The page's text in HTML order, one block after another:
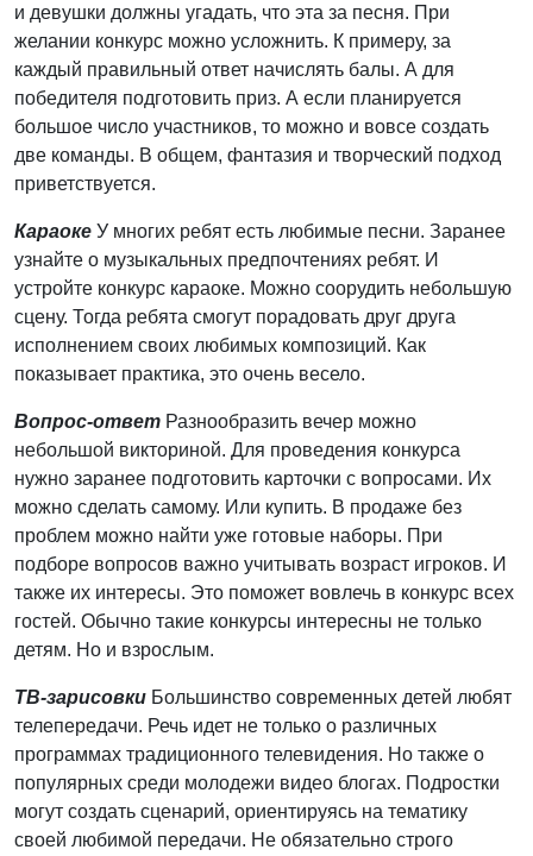
и девушки должны угадать, что эта за песня. При
желании конкурс можно усложнить. К примеру, за
каждый правильный ответ начислять балы. А для
победителя подготовить приз. А если планируется
большое число участников, то можно и вовсе создать
две команды. В общем, фантазия и творческий подход
приветствуется.
Караоке У многих ребят есть любимые песни. Заранее
узнайте о музыкальных предпочтениях ребят. И
устройте конкурс караоке. Можно соорудить небольшую
сцену. Тогда ребята смогут порадовать друг друга
исполнением своих любимых композиций. Как
показывает практика, это очень весело.
Вопрос-ответ Разнообразить вечер можно
небольшой викториной. Для проведения конкурса
нужно заранее подготовить карточки с вопросами. Их
можно сделать самому. Или купить. В продаже без
проблем можно найти уже готовые наборы. При
подборе вопросов важно учитывать возраст игроков. И
также их интересы. Это поможет вовлечь в конкурс всех
гостей. Обычно такие конкурсы интересны не только
детям. Но и взрослым.
ТВ-зарисовки Большинство современных детей любят
телепередачи. Речь идет не только о различных
программах традиционного телевидения. Но также о
популярных среди молодежи видео блогах. Подростки
могут создать сценарий, ориентируясь на тематику
своей любимой передачи. Не обязательно строго